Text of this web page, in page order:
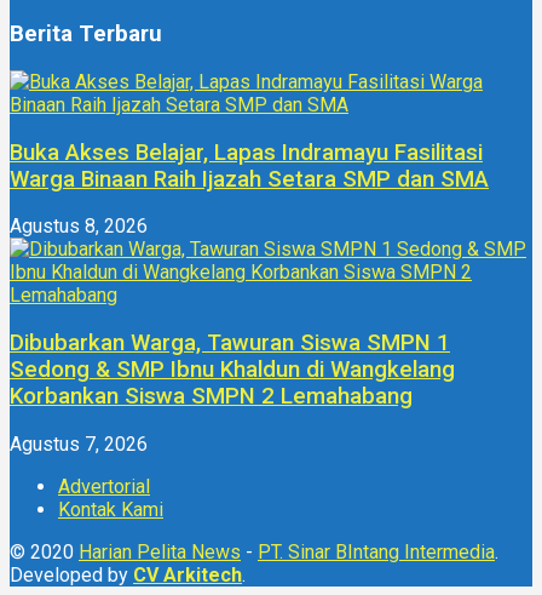
Berita Terbaru
Buka Akses Belajar, Lapas Indramayu Fasilitasi
Warga Binaan Raih Ijazah Setara SMP dan SMA
Agustus 8, 2026
Dibubarkan Warga, Tawuran Siswa SMPN 1
Sedong & SMP Ibnu Khaldun di Wangkelang
Korbankan Siswa SMPN 2 Lemahabang
Agustus 7, 2026
Advertorial
Kontak Kami
© 2020 Harian Pelita News - PT. Sinar BIntang Intermedia.
Developed by CV Arkitech.